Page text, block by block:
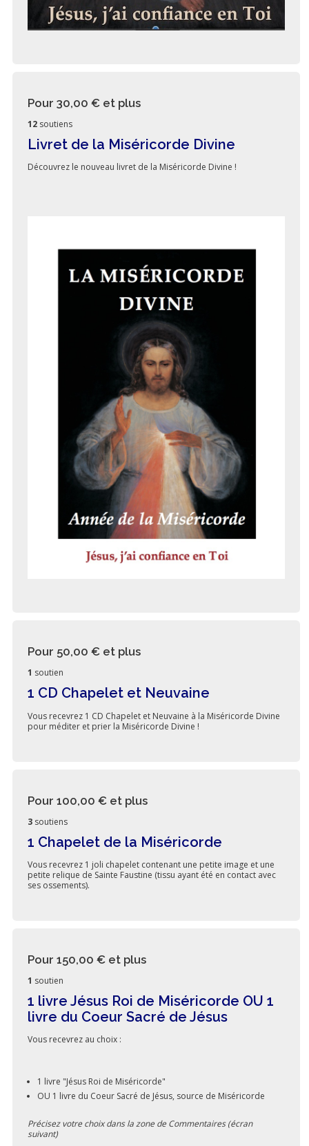
Pour 30,00 € et plus
12 soutiens
Livret de la Miséricorde Divine
Découvrez le nouveau livret de la Miséricorde Divine !
Pour 50,00 € et plus
1 soutien
1 CD Chapelet et Neuvaine
Vous recevrez 1 CD Chapelet et Neuvaine à la Miséricorde Divine
pour méditer et prier la Miséricorde Divine !
Pour 100,00 € et plus
3 soutiens
1 Chapelet de la Miséricorde
Vous recevrez 1 joli chapelet contenant une petite image et une
petite relique de Sainte Faustine (tissu ayant été en contact avec
ses ossements).
Pour 150,00 € et plus
1 soutien
1 livre Jésus Roi de Miséricorde OU 1
livre du Coeur Sacré de Jésus
Vous recevrez au choix :
1 livre "Jésus Roi de Miséricorde"
OU 1 livre du Coeur Sacré de Jésus, source de Miséricorde
Précisez votre choix dans la zone de Commentaires (écran
suivant)